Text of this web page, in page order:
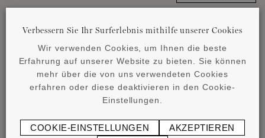
Wichtiger Hinweis:Der Kleberverbrauch ist
abhängig vom Format der Leiste und der
Beschaffenheit des Untergrundes. Genaue
Klebermenge durch Probeauftrag am Objekt
ermitteln. Bitte immer Datenblatt und die
Verarbeitungsanleitung entsprechend unserem
Handbuch beachten.
Verbessern Sie Ihr Surferlebnis mithilfe unserer Cookies
Wir verwenden Cookies, um Ihnen die beste
Erfahrung auf unserer Website zu bieten. Sie können
mehr über die von uns verwendeten Cookies
erfahren oder diese deaktivieren in den Cookie-
Einstellungen.
COOKIE-EINSTELLUNGEN
AKZEPTIEREN